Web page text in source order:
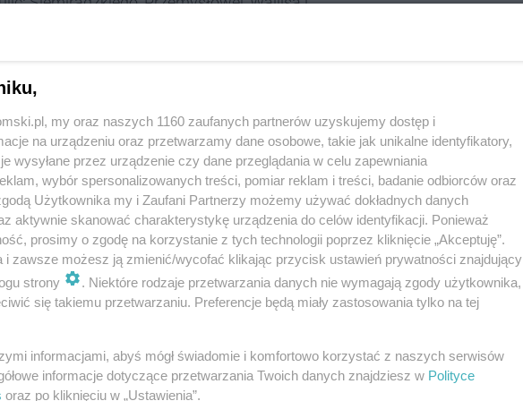
grup tematycznych: gospodarka
społeczna, czas wolny i rekreacja,
cieszyły się tematy związane z jakością
także problem braku propozycji spędzania
się jednak na narzekaniach – mieszkańcy sami
Wśród nich znalazł się chociażby pomysł
biblioteki szkolnej.
wstępne określenie problemów. W planach są już
jednostek i wydziałów Urzędu Miejskiego,
mieszkańców. Zgłoszone przez nich uwagi,
terenów zielonych, będą także brane pod
przestrzennego. Miejska Pracownia
terenu dla podwórek objętych
my oraz naszych 1160 zaufanych partnerów uzyskujemy dostęp i
na urządzeniu oraz przetwarzamy dane osobowe, takie jak unikalne identyfikatory,
wysyłane przez urządzenie czy dane przeglądania w celu zapewniania
wybór spersonalizowanych treści, pomiar reklam i treści, badanie odbiorców oraz
Użytkownika my i Zaufani Partnerzy możemy używać dokładnych danych
aktywnie skanować charakterystykę urządzenia do celów identyfikacji. Ponieważ
prosimy o zgodę na korzystanie z tych technologii poprzez kliknięcie „Akceptuję”.
i zawsze możesz ją zmienić/wycofać klikając przycisk ustawień prywatności znajdujący
strony
. Niektóre rodzaje przetwarzania danych nie wymagają zgody użytkownika,
się takiemu przetwarzaniu. Preferencje będą miały zastosowania tylko na tej
informacjami, abyś mógł świadomie i komfortowo korzystać z naszych serwisów
informacje dotyczące przetwarzania Twoich danych znajdziesz w Polityce
oraz po kliknięciu w „Ustawienia”.